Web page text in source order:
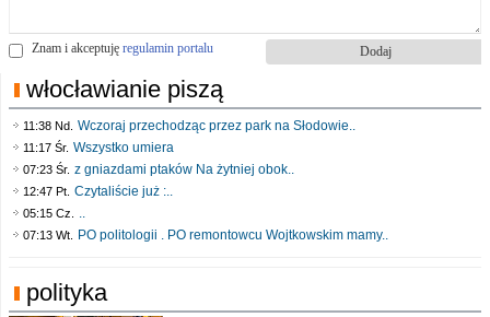
Znam i akceptuję regulamin portalu
włocławianie piszą
11:38 Nd. Wczoraj przechodząc przez park na Słodowie..
11:17 Śr. Wszystko umiera
07:23 Śr. z gniazdami ptaków Na żytniej obok..
12:47 Pt. Czytaliście już :..
05:15 Cz. ..
07:13 Wt. PO politologii . PO remontowcu Wojtkowskim mamy..
polityka